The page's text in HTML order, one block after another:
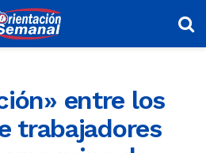
entre los
trabajadores